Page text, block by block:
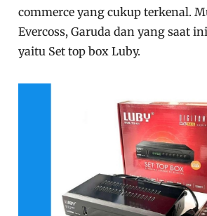
commerce yang cukup terkenal.
Evercoss, Garuda dan yang saat
yaitu Set top box Luby.